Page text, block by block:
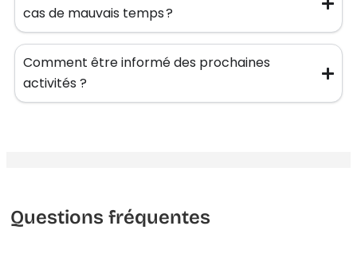
cas de mauvais temps ?
Comment être informé des prochaines
activités ?
Questions fréquentes